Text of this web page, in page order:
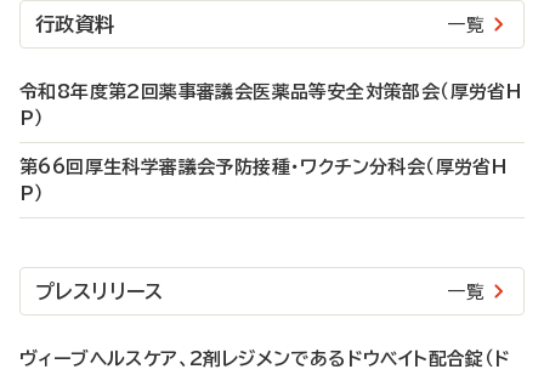
行政資料 一覧
令和8年度第2回薬事審議会医薬品等安全対策部会（厚労省H
P）
第66回厚生科学審議会予防接種・ワクチン分科会（厚労省H
P）
プレスリリース 一覧
ヴィーブヘルスケア、2剤レジメンであるドウベイト配合錠（ド